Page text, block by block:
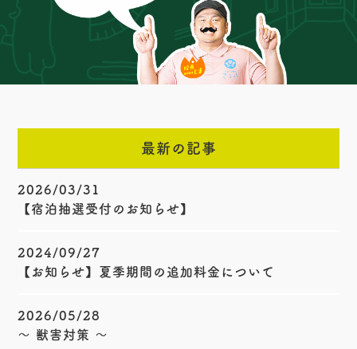
最新の記事
2026/03/31
【宿泊抽選受付のお知らせ】
2024/09/27
【お知らせ】夏季期間の追加料金について
2026/05/28
〜 獣害対策 〜